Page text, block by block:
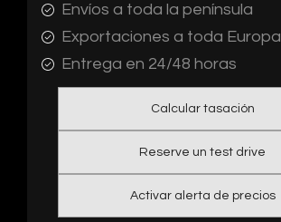
Envíos a toda la península
Exportaciones a toda Europa
Entrega en 24/48 horas
Calcular tasación
Reserve un test drive
Activar alerta de precios